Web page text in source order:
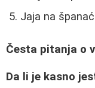
Jaja na
Česta pitanja o
Da li je kasno